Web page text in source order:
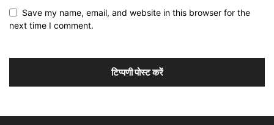
Save my name, email, and website in this browser for the
next time I comment.